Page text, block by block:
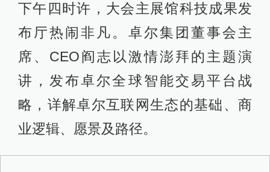
下午四时许，大会主展馆科技成果发
布厅热闹非凡。卓尔集团董事会主
席、CEO阎志以激情澎拜的主题演
讲，发布卓尔全球智能交易平台战
略，详解卓尔互联网生态的基础、商
业逻辑、愿景及路径。